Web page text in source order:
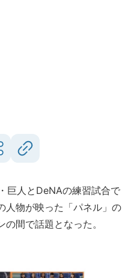
巨人とDeNAの練習試合で
人物が映った「パネル」の
間で話題となった。